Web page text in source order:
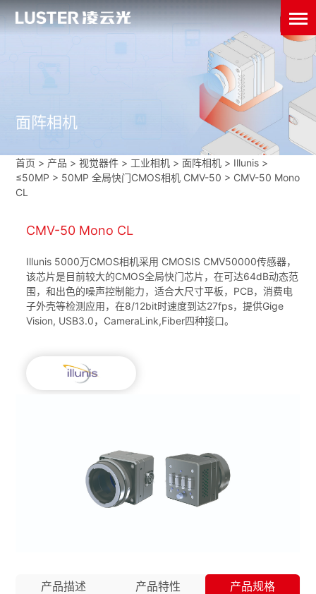
面阵相机
首页 > 产品 > 视觉器件 > 工业相机 >面阵相机 > Illunis >
≤50MP > 50MP 全局快门CMOS相机 CMV-50 > CMV-50 Mono
CL
CMV-50 Mono CL
Illunis 5000万CMOS相机采用 CMOSIS CMV50000传感器，
该芯片是目前较大的CMOS全局快门芯片，在可达64dB动态范
围，和出色的噪声控制能力，适合大尺寸平板，PCB，消费电
子外壳等检测应用，在8/12bit时速度到达27fps，提供Gige
Vision, USB3.0，CameraLink,Fiber四种接口。
产品描述 产品特性
产品规格